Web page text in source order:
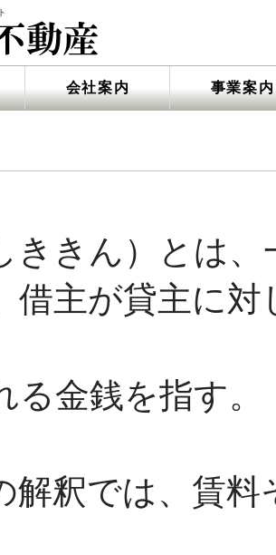
会社案内 事業案内
ききん）とは
借主が貸主に対
る金銭を指す。
解釈では、賃